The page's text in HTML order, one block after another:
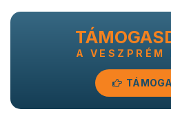
A VESZPRÉM